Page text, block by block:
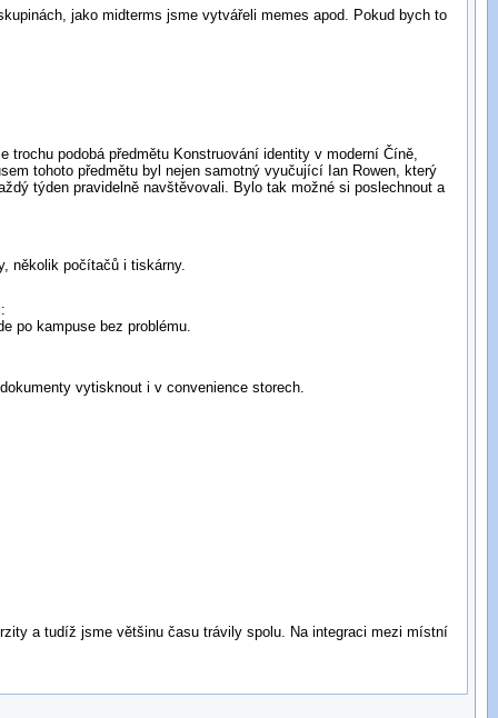
jako midterms jsme vytvářeli memes apod. Pokud bych to
trochu podobá předmětu Konstruování identity v moderní Číně,
tohoto předmětu byl nejen samotný vyučující Ian Rowen, který
týden pravidelně navštěvovali. Bylo tak možné si poslechnout a
několik počítačů i tiskárny.
:
po kampuse bez problému.
vytisknout i v convenience storech.
a tudíž jsme většinu času trávily spolu. Na integraci mezi místní